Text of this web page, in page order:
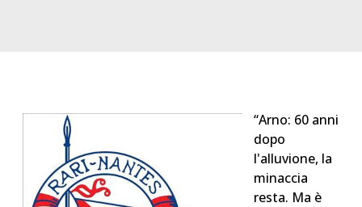
“Arno: 60 anni
dopo
l'alluvione, la
minaccia
resta. Ma è